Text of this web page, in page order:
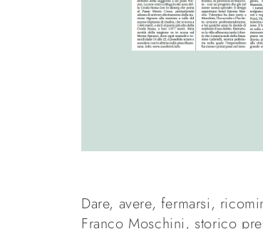
Dare, avere, fermarsi,
Franco Moschini, storico